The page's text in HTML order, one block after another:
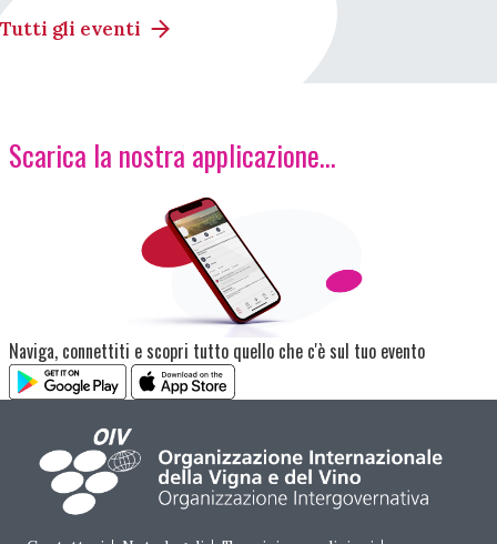
Tutti gli eventi
Scarica la nostra applicazione...
Immagine
Naviga, connettiti e scopri tutto quello che c'è sul tuo evento